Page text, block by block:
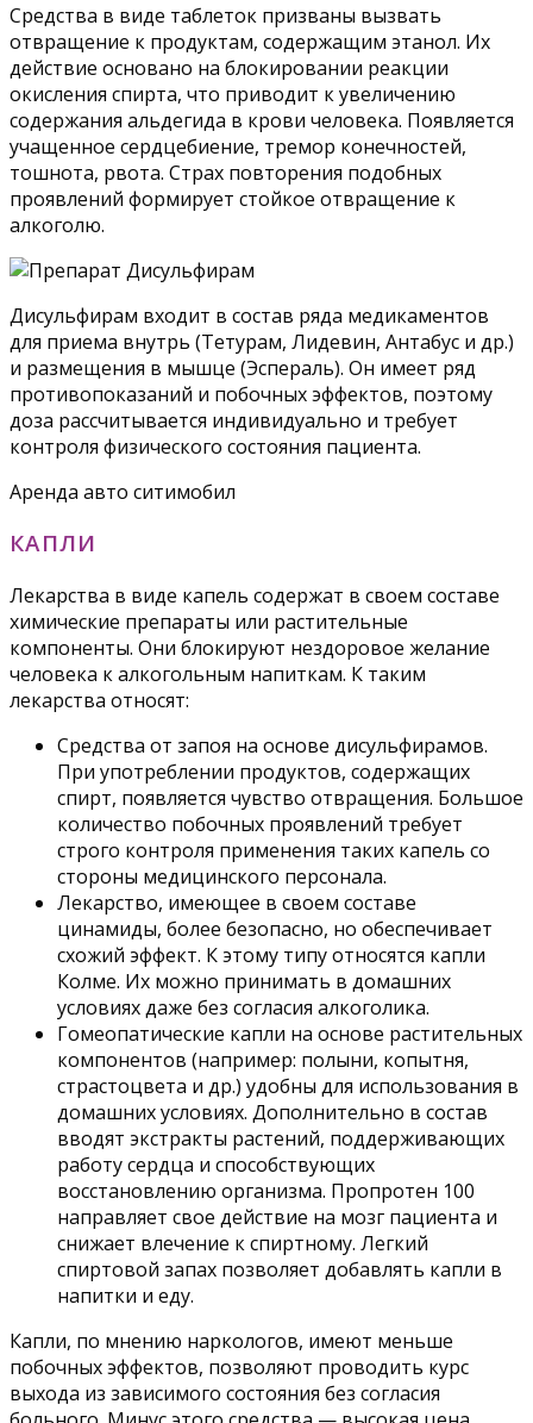
Средства в виде таблеток призваны вызвать
отвращение к продуктам, содержащим этанол. Их
действие основано на блокировании реакции
окисления спирта, что приводит к увеличению
содержания альдегида в крови человека. Появляется
учащенное сердцебиение, тремор конечностей,
тошнота, рвота. Страх повторения подобных
проявлений формирует стойкое отвращение к
алкоголю.
Дисульфирам входит в состав ряда медикаментов
для приема внутрь (Тетурам, Лидевин, Антабус и др.)
и размещения в мышце (Эспераль). Он имеет ряд
противопоказаний и побочных эффектов, поэтому
доза рассчитывается индивидуально и требует
контроля физического состояния пациента.
Аренда авто ситимобил
КАПЛИ
Лекарства в виде капель содержат в своем составе
химические препараты или растительные
компоненты. Они блокируют нездоровое желание
человека к алкогольным напиткам. К таким
лекарства относят:
Средства от запоя на основе дисульфирамов.
При употреблении продуктов, содержащих
спирт, появляется чувство отвращения. Большое
количество побочных проявлений требует
строго контроля применения таких капель со
стороны медицинского персонала.
Лекарство, имеющее в своем составе
цинамиды, более безопасно, но обеспечивает
схожий эффект. К этому типу относятся капли
Колме. Их можно принимать в домашних
условиях даже без согласия алкоголика.
Гомеопатические капли на основе растительных
компонентов (например: полыни, копытня,
страстоцвета и др.) удобны для использования в
домашних условиях. Дополнительно в состав
вводят экстракты растений, поддерживающих
работу сердца и способствующих
восстановлению организма. Пропротен 100
направляет свое действие на мозг пациента и
снижает влечение к спиртному. Легкий
спиртовой запах позволяет добавлять капли в
напитки и еду.
Капли, по мнению наркологов, имеют меньше
побочных эффектов, позволяют проводить курс
выхода из зависимого состояния без согласия